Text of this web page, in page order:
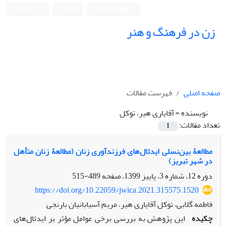
زن در فرهنگ و هنر
صفحه اصلی
فهرست مقالات
نویسنده =آقایاری هیر، توکل
تعداد مقالات:
1
مطالعۀ بین‌نسلی ایدئال‌های فرزندآوری زنان (مطالعۀ زنان متأهل
در شهر تبریز)
دوره 12، شماره 3، پاییز 1399، صفحه
489-515
https://doi.org/10.22059/jwica.2021.315575.1520
فاطمه گلابی، توکل آقایاری هیر، مریم آسیابانیان بارنجی
چکیده این پژوهش به بررسی برخی عوامل مؤثر بر ایدئال‌های